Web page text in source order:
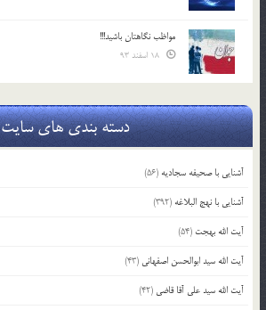
مواظب نگاهتان باشید!!!
دسته بندی های سایت
آشنایی با صحیفه سجادیه (56)
آشنایی با نهج البلاغه (392)
آیت الله بهجت (54)
آیت الله سید ابوالحسن اصفهانی (43)
آیت الله سید علی آقا قاضی (42)